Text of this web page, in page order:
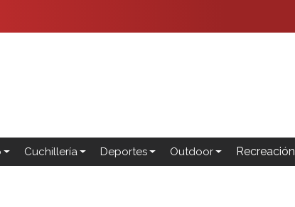
Cuchillería Deportes Outdoor Recreación